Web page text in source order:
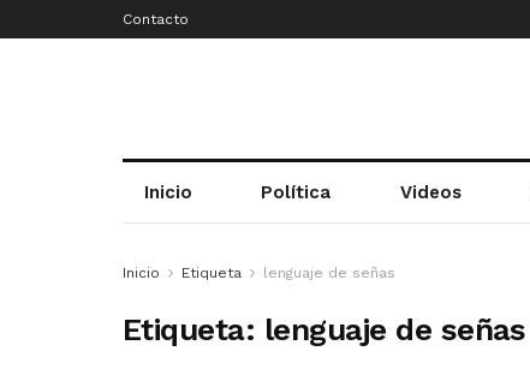
Contacto
Inicio Política Videos
Inicio Etiqueta lenguaje de señas
Etiqueta: lenguaje de señas